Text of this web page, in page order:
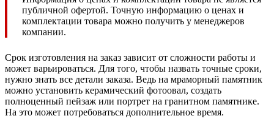
публичной офертой. Точную информацию о ценах и
комплектации товара можно получить у менеджеров
компании.
Срок изготовления на заказ зависит от сложности работы и
может варьироваться. Для того, чтобы назвать точные сроки,
нужно знать все детали заказа. Ведь на мраморный памятник
можно установить керамический фотоовал, создать
полноценный пейзаж или портрет на гранитном памятнике.
На это может потребоваться дополнительное время.